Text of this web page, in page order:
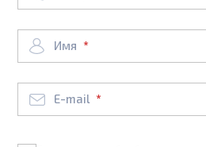
Имя
E-mail